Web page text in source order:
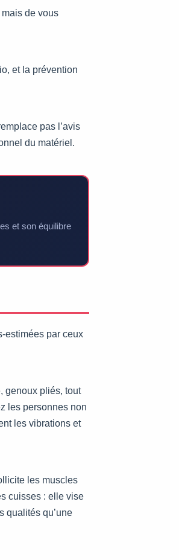
de vous
et la prévention
pas l’avis
du matériel.
et son équilibre
estimées par ceux
genoux pliés, tout
les personnes non
les vibrations et
les muscles
cuisses : elle vise
qualités qu’une